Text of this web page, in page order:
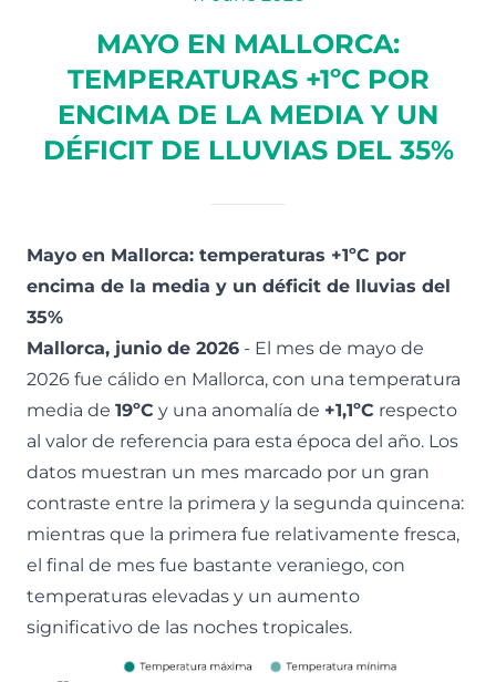
MAYO EN MALLORCA:
TEMPERATURAS +1ºC POR
ENCIMA DE LA MEDIA Y UN
DÉFICIT DE LLUVIAS DEL 35%
Mayo en Mallorca: temperaturas +1ºC por
encima de la media y un déficit de lluvias del
35%
Mallorca, junio de 2026 - El mes de mayo de
2026 fue cálido en Mallorca, con una temperatura
media de 19ºC y una anomalía de +1,1ºC respecto
al valor de referencia para esta época del año. Los
datos muestran un mes marcado por un gran
contraste entre la primera y la segunda quincena:
mientras que la primera fue relativamente fresca,
el final de mes fue bastante veraniego, con
temperaturas elevadas y un aumento
significativo de las noches tropicales.